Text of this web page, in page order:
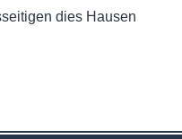
dies Hausen